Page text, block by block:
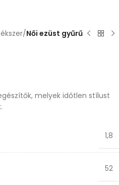
Női ezüst gyűrű
melyek időtlen stílust
1,8
52